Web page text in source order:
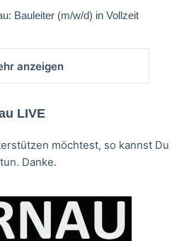
Bauleiter (m/w/d) in Vollzeit
anzeigen
LIVE
möchtest, so kannst Du
tun. Danke.